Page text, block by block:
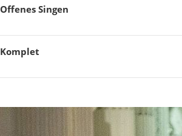
Offenes Singen
Komplet